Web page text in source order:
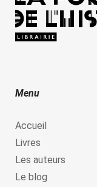
Menu
Accueil
Livres
Les auteurs
Le blog